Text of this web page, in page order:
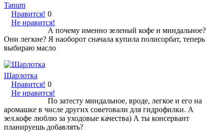
Tanum
Нравится!
Не нравится!
0
А почему именно зеленый кофе и миндальное?
Они легкие? Я наоборот сначала купила полисорбат, теперь
выбираю масло
Шарлотка
Нравится!
Не нравится!
0
По затесту миндальное, вроде, легкое и его на
аромашке в числе других советовали для гидрофилки. А
зел.кофе люблю за уходовые качества) А ты консервант
планируешь добавлять?